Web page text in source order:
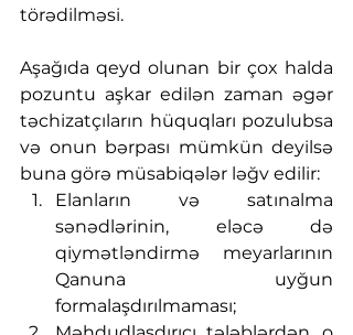
törədilməsi.
Aşağıda qeyd olunan bir çox halda
pozuntu aşkar edilən zaman əgər
təchizatçıların hüquqları pozulubsa
və onun bərpası mümkün deyilsə
buna görə müsabiqələr ləğv edilir:
Elanların və satınalma
sənədlərinin, eləcə də
qiymətləndirmə meyarlarının
Qanuna uyğun
formalaşdırılmaması;